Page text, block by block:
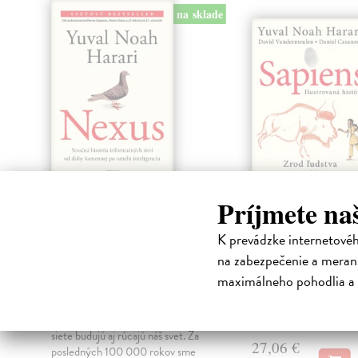
Príjmete
K prevádzke
na zabezpečenie a
maximálneho pohodlia
na sklade
siete budujú aj rúcajú náš svet. Za
posledných 100 000 rokov sme
Sapiens -
Ilustrovaná
Harari Yuval Noah
|
Prvý diel nádherne
príbehu histórie
skvelej a úspešnej
27,06 €